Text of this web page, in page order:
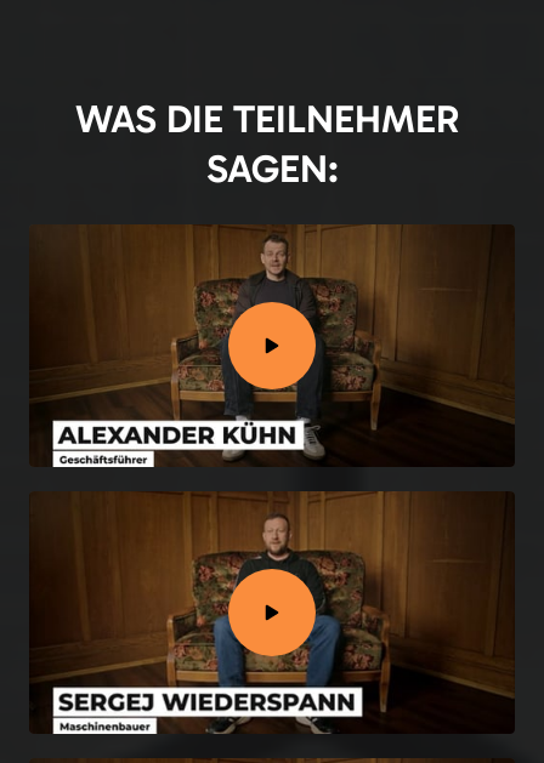
WAS DIE TEILNEHMER
SAGEN: